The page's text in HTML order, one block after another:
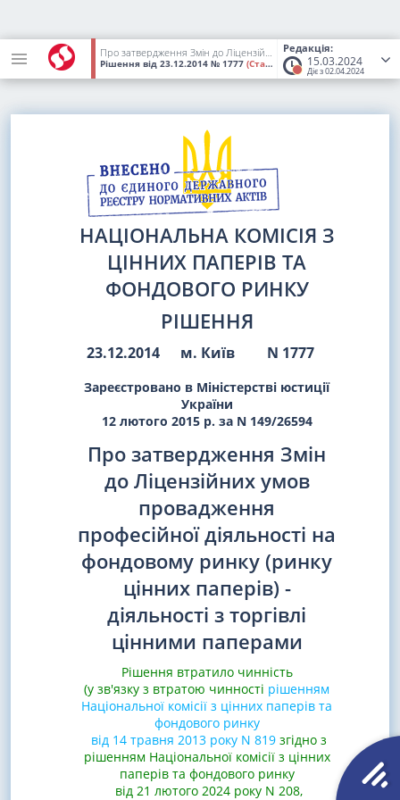
Редакція:
15.03.2024
Діє з 02.04.2024
Про затвердження Змін до Ліцензійних умов провадження професійної діяльності на фондовому ринку (ринку цінних паперів) - діяльності з торгівлі цінними паперами
Рішення від 23.12.2014 № 1777 (Статус: Втратив чинність)
НАЦІОНАЛЬНА КОМІСІЯ З
ЦІННИХ ПАПЕРІВ ТА
ФОНДОВОГО РИНКУ
РІШЕННЯ
23.12.2014 м. Київ N 1777
Зареєстровано в Міністерстві юстиції
України
12 лютого 2015 р. за N 149/26594
Про затвердження Змін
до Ліцензійних умов
провадження
професійної діяльності на
фондовому ринку (ринку
цінних паперів) -
діяльності з торгівлі
цінними паперами
Рішення втратило чинність
(у зв'язку з втратою чинності рішенням
Національної комісії з цінних паперів та
фондового ринку
від 14 травня 2013 року N 819 згідно з
рішенням Національної комісії з цінних
паперів та фондового ринку
від 21 лютого 2024 року N 208,